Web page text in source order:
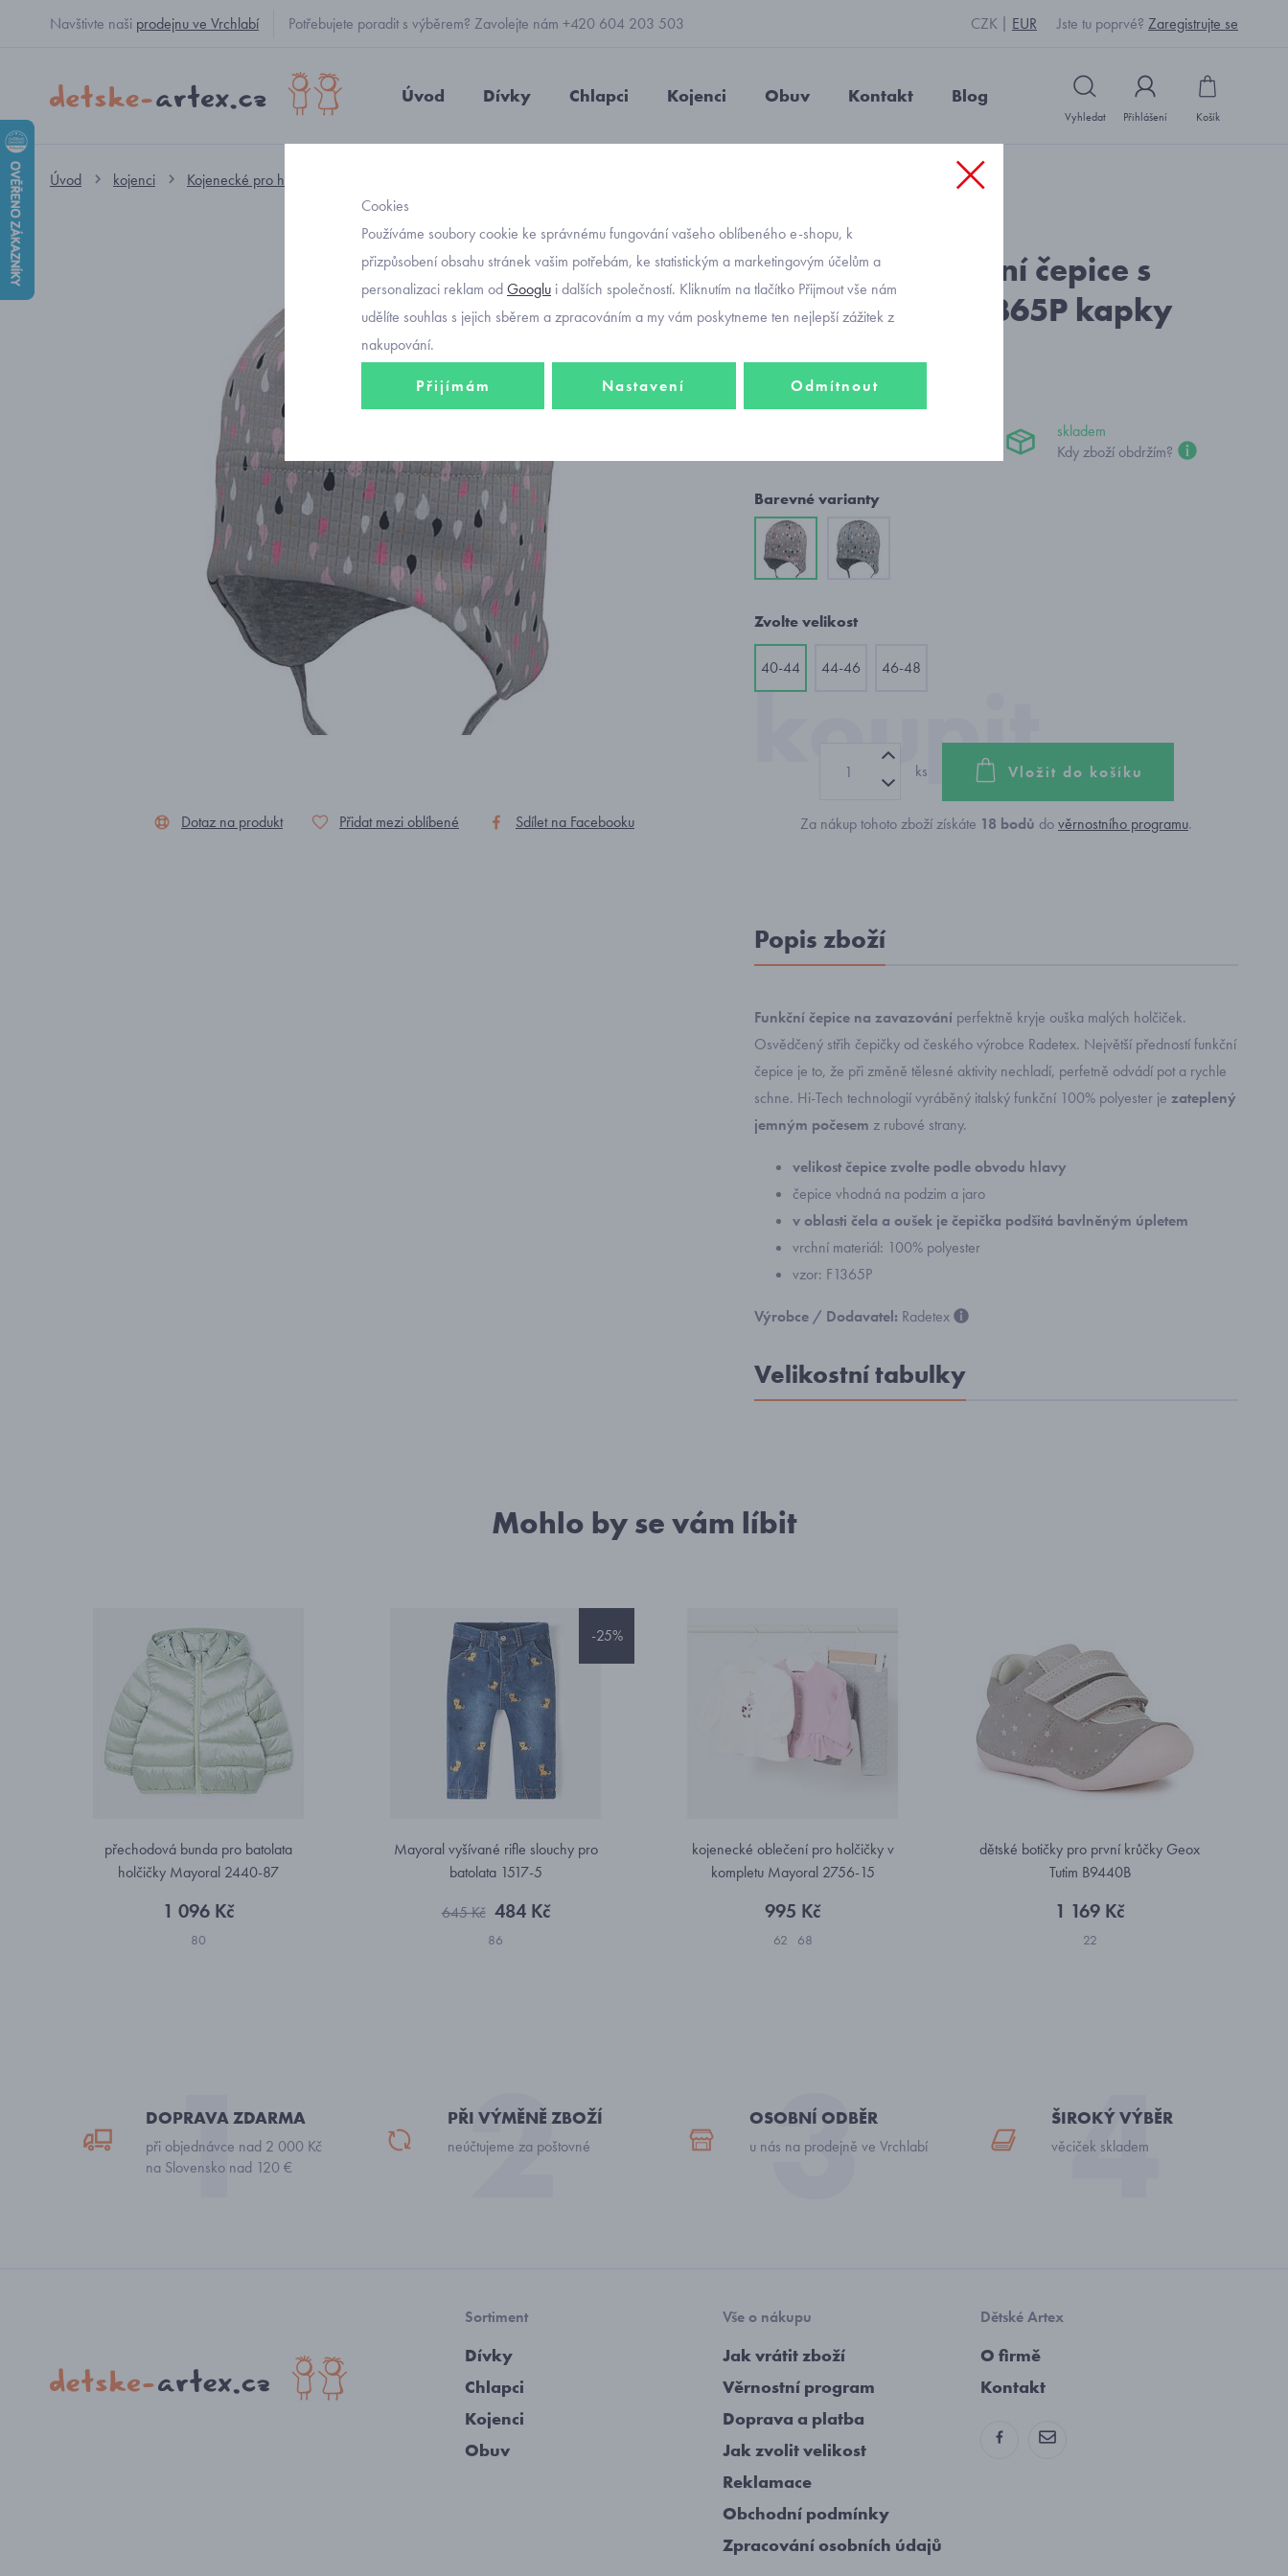
Navštivte naši prodejnu ve Vrchlabí Potřebujete poradit s výběrem? Zavolejte nám +420 604 203 503 CZK EUR Jste tu poprvé? Zaregistrujte se
Úvod Dívky Chlapci Kojenci Obuv Kontakt Blog
Vyhledat Přihlášení Košík
Úvod kojenci Kojenecké pro holčičky
Dotaz na produkt Přidat mezi oblíbené Sdílet na Facebooku
Objednávací kód: X2005_šedorůžová
kojenecká funkční čepice s
bavlnou RDX F1365P kapky
skladem
Kdy zboží obdržím?
Barevné varianty
Zvolte velikost
40-44 44-46 46-48
ks Vložit do košíku
Za nákup tohoto zboží získáte 18 bodů dověrnostního programu.
Popis zboží
Funkční čepice na zavazování perfektně kryje ouška malých holčiček.
Osvědčený střih čepičky od českého výrobce Radetex. Největší předností funkční
čepice je to, že při změně tělesné aktivity nechladí, perfetně odvádí pot a rychle
schne. Hi-Tech technologií vyráběný italský funkční 100% polyester je zateplený
jemným počesem z rubové strany.
velikost čepice zvolte podle obvodu hlavy
čepice vhodná na podzim a jaro
v oblasti čela a oušek je čepička podšitá bavlněným úpletem
vrchní materiál: 100% polyester
vzor: F1365P
Výrobce / Dodavatel: Radetex
Velikostní tabulky
Mohlo by se vám líbit
přechodová bunda pro batolata
holčičky Mayoral 2440-87
1 096 Kč
80
-25%
Mayoral vyšívané rifle slouchy pro
batolata 1517-5
645 Kč 484 Kč
86
kojenecké oblečení pro holčičky v
kompletu Mayoral 2756-15
995 Kč
62 68
dětské botičky pro první krůčky Geox
Tutim B9440B
1 169 Kč
22
DOPRAVA ZDARMA
při objednávce nad 2 000 Kč
na Slovensko nad 120 €
PŘI VÝMĚNĚ ZBOŽÍ
neúčtujeme za poštovné
OSOBNÍ ODBĚR
u nás na prodejně ve Vrchlabí
ŠIROKÝ VÝBĚR
věciček skladem
Sortiment
Dívky
Chlapci
Kojenci
Obuv
Vše o nákupu
Jak vrátit zboží
Věrnostní program
Doprava a platba
Jak zvolit velikost
Reklamace
Obchodní podmínky
Zpracování osobních údajů
Dětské Artex
O firmě
Kontakt
Cookies
Používáme soubory cookie ke správnému fungování vašeho oblíbeného e-shopu, k
přizpůsobení obsahu stránek vašim potřebám, ke statistickým a marketingovým účelům a
personalizaci reklam odGooglu i dalších společností. Kliknutím na tlačítko Přijmout vše nám
udělíte souhlas s jejich sběrem a zpracováním a my vám poskytneme ten nejlepší zážitek z
nakupování.
Přijímám Nastavení Odmítnout